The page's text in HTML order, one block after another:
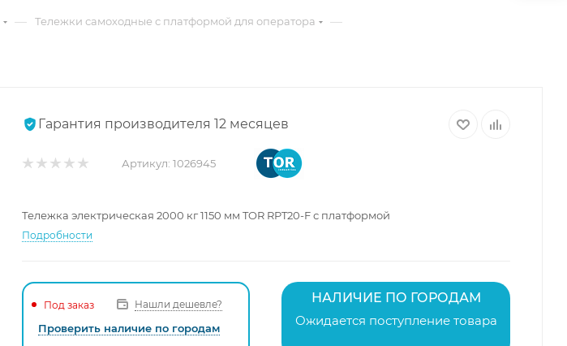
— Тележки самоходные с платформой для оператора —
Гарантия производителя 12 месяцев
Артикул: 1026945
Тележка электрическая 2000 кг 1150 мм TOR RPT20-F с платформой
Подробности
Под заказ Нашли дешевле?
Проверить наличие по городам
НАЛИЧИЕ ПО ГОРОДАМ
Ожидается поступление товара